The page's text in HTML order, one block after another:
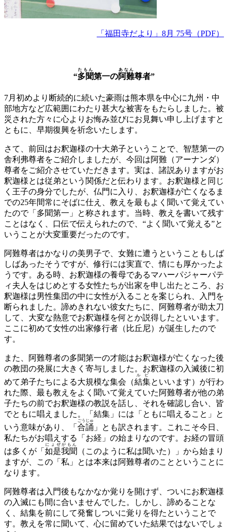
「福田寺だより」8月 75号（PDF）
“多聞
たもん
第一の阿難
あなん
尊者”
7月初めより断続的に続いた豪雨は熊本県を中心に九州・中
部地方など広範囲にわたり甚大な被害をもたらしました。被
災された方々に心よりお悔み並びにお見舞い申し上げますと
ともに、早期復興を祈念いたします。
さて、前回はお釈迦様の十大弟子ということで、智慧第一の
舎利弗尊者をご紹介しましたが、今回は阿難（アーナンダ）
尊者をご紹介させていただきます。実は、諸説ありますがお
釈迦様とは従弟という関係だと伝わります。お釈迦様と同じ
く王子の身分でしたが、仏門に入り、お釈迦様が亡くなるま
での25年間常にそばに仕え、教えを最もよく聞いて覚えてい
たので「多聞第一」と称されます。当時、教えを書いて残す
ことはなく、口伝で伝えられたので、“よく聞いて覚える”と
いうことが大変重要だったのです。
阿難尊者はかなりの美男子で、女難に遭うということもしば
しばあったそうですが、修行には実直で、情にも厚かったよ
うです。ある時、お釈迦様の養母であるマハーパジャーパテ
ィ夫人をはじめとする女性たちが出家を申し出たところ、お
釈迦様は男性集団の中に女性が入ることを案じられ、入門を
断られました。諦めきれない彼女たちに、阿難尊者が助太刀
して、大変な熱意でお釈迦様を何とか説得したといいます。
ここに初めて女性の出家修行者（比丘尼）が誕生したので
す。
また、阿難尊者の多聞第一の才能はお釈迦様が亡くなった後
の教団の発展に大きく寄与しました。お釈迦様の入滅後に初
めて弟子たちによる大規模な集会（結集
ルビ
といいます）が行わ
れた際、最も教えをよく聞いて覚えていた阿難尊者が他の弟
子たちの前でお釈迦様の教説を話し、それを確認し合い、皆
でともに唱えました。「結集」には「ともに唱えること」と
いう意味があり、「 合誦
ごうじゅ
」とも訳されます。これこそ今日、
私たちがお唱えする「お経」の始まりなのです。お経の冒頭
は多くが「 如是我聞
にょぜがもん
（このように私は聞いた）」から始まり
ますが、この「私」とは本来は阿難尊者のことということに
なります。
阿難尊者は入門後もなかなか覚りを開けず、ついにお釈迦様
の入滅にも間に合いませんでした。しかし、諦めることな
く、結集を前にして発奮しついに覚りを得たということで
す。教えを常に聞いて、心に留めていた結果ではないでしょ